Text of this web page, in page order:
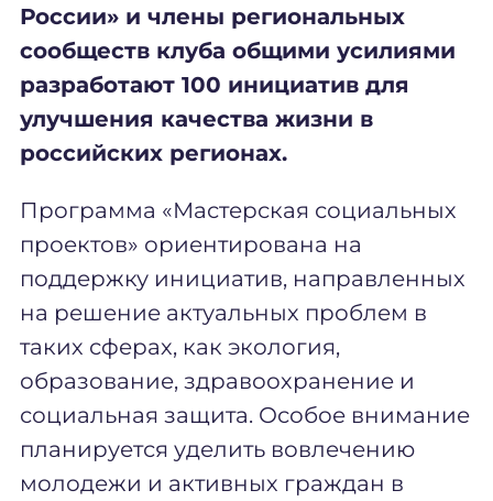
России» и члены региональных
сообществ клуба общими усилиями
разработают 100 инициатив для
улучшения качества жизни в
российских регионах.
Программа «Мастерская социальных
проектов» ориентирована на
поддержку инициатив, направленных
на решение актуальных проблем в
таких сферах, как экология,
образование, здравоохранение и
социальная защита. Особое внимание
планируется уделить вовлечению
молодежи и активных граждан в